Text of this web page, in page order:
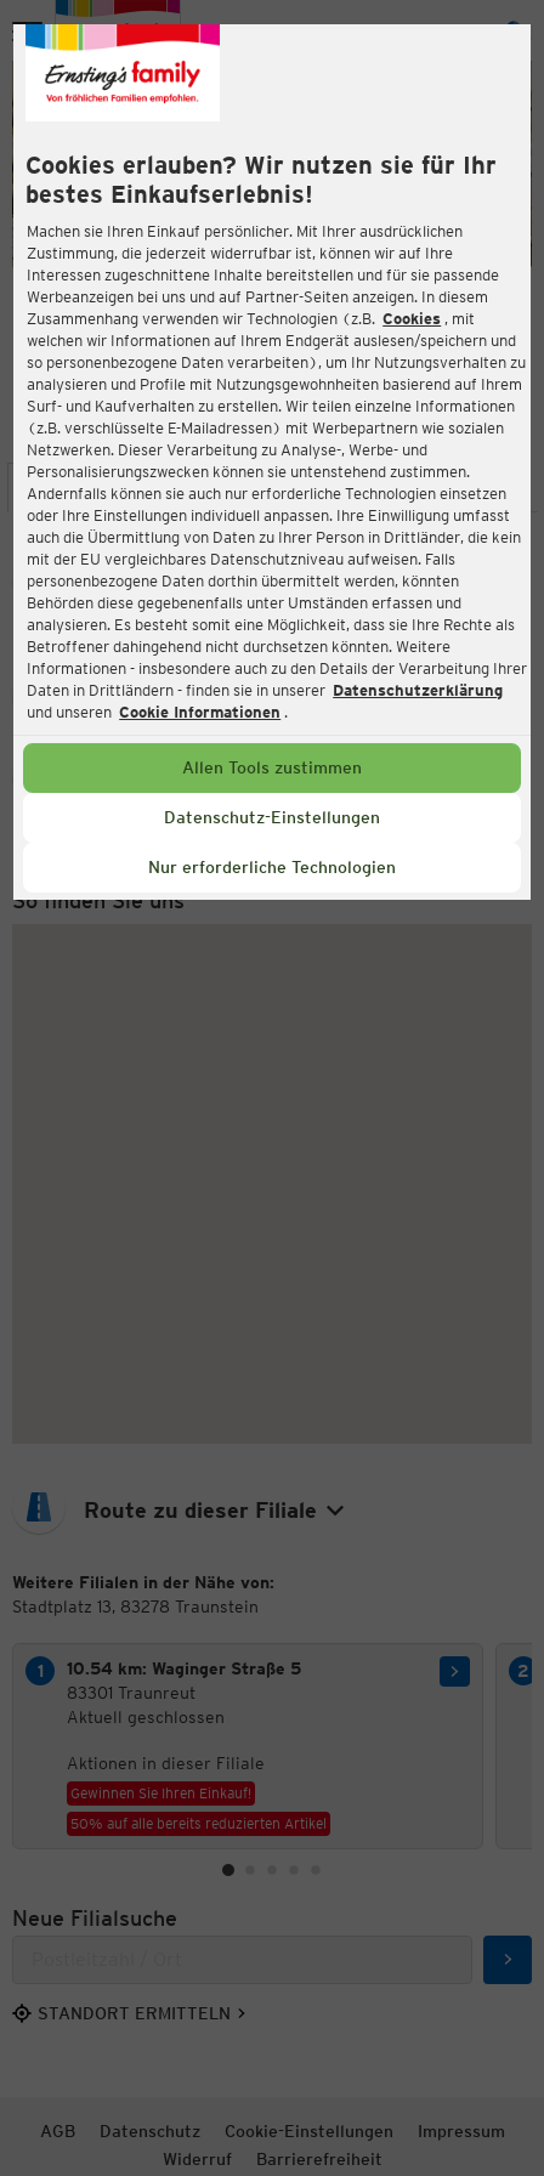
Cookies erlauben? Wir nutzen sie für Ihr
bestes Einkaufserlebnis!
Machen sie Ihren Einkauf persönlicher. Mit Ihrer ausdrücklichen
Zustimmung, die jederzeit widerrufbar ist, können wir auf Ihre
Interessen zugeschnittene Inhalte bereitstellen und für sie passende
Werbeanzeigen bei uns und auf Partner-Seiten anzeigen. In diesem
Zusammenhang verwenden wir Technologien (z.B. Cookies , mit
welchen wir Informationen auf Ihrem Endgerät auslesen/speichern und
so personenbezogene Daten verarbeiten), um Ihr Nutzungsverhalten zu
analysieren und Profile mit Nutzungsgewohnheiten basierend auf Ihrem
Surf- und Kaufverhalten zu erstellen. Wir teilen einzelne Informationen
(z.B. verschlüsselte E-Mailadressen) mit Werbepartnern wie sozialen
Netzwerken. Dieser Verarbeitung zu Analyse-, Werbe- und
Personalisierungszwecken können sie untenstehend zustimmen.
Andernfalls können sie auch nur erforderliche Technologien einsetzen
oder Ihre Einstellungen individuell anpassen. Ihre Einwilligung umfasst
auch die Übermittlung von Daten zu Ihrer Person in Drittländer, die kein
mit der EU vergleichbares Datenschutzniveau aufweisen. Falls
personenbezogene Daten dorthin übermittelt werden, könnten
Behörden diese gegebenenfalls unter Umständen erfassen und
analysieren. Es besteht somit eine Möglichkeit, dass sie Ihre Rechte als
Betroffener dahingehend nicht durchsetzen könnten. Weitere
Informationen - insbesondere auch zu den Details der Verarbeitung Ihrer
Daten in Drittländern - finden sie in unserer Datenschutzerklärung
und unseren Cookie Informationen .
Allen Tools zustimmen
Datenschutz-Einstellungen
Nur erforderliche Technologien
Menü
ERNSTING'S FAMILY FILIALE
Stadtplatz 13
83278 Traunstein
4,4
Bewertung:
STANDORT SERVICES SORTIMENT AKTIONEN
Ernsting's family
Stadtplatz 13, 83278 Traunstein
Aktuell:
Geschlossen
Service Hotline
+49 (0) 2546 / 98 999 98
So finden Sie uns
Route zu dieser Filiale
Weitere Filialen in der Nähe von:
Stadtplatz 13, 83278 Traunstein
10.54 km: Waginger Straße 5
83301 Traunreut
Aktuell geschlossen
Aktionen in dieser Filiale
Gewinnen Sie Ihren Einkauf!
50% auf alle bereits reduzierten Artikel
Neue Filialsuche
STANDORT ERMITTELN
AGB Datenschutz Cookie-Einstellungen
Impressum
Widerruf
Barrierefreiheit